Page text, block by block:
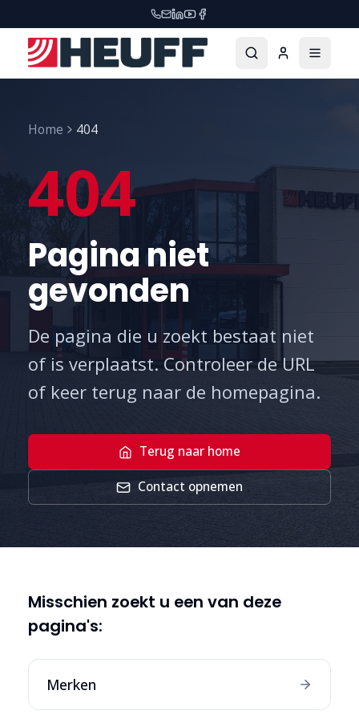
Home 404
404
Pagina niet
gevonden
De pagina die u zoekt bestaat niet
of is verplaatst. Controleer de URL
of keer terug naar de homepagina.
Terug naar home
Contact opnemen
Misschien zoekt u een van deze
pagina's:
Merken